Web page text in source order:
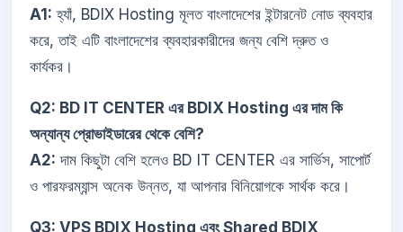
A1: হ্যাঁ, BDIX Hosting মূলত বাংলাদেশের ইন্টারনেট নোড ব্যবহার
করে, তাই এটি বাংলাদেশের ব্যবহারকারীদের জন্য বেশি দ্রুত ও
কার্যকর।
Q2: BD IT CENTER এর BDIX Hosting এর দাম কি
অন্যান্য প্রোভাইডারের থেকে বেশি?
A2: দাম কিছুটা বেশি হলেও BD IT CENTER এর সার্ভিস, সাপোর্ট
ও পারফরম্যান্স অনেক উন্নত, যা আপনার বিনিয়োগকে সার্থক করে।
Q3: VPS BDIX Hosting এবং Shared BDIX